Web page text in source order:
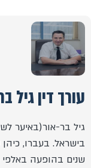
עורך דין גיל
גיל בר-אור(באיער
בישראל. בעברו,
שנים בהופעה באלפי